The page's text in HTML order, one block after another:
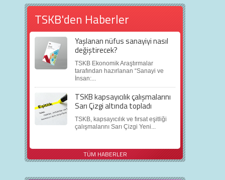
TSKB'den Haberler
Yaşlanan nüfus sanayiyi nasıl
değiştirecek?
TSKB Ekonomik Araştırmalar
tarafından hazırlanan “Sanayi ve
İnsan:...
TSKB kapsayıcılık çalışmalarını
Sarı Çizgi altında topladı
TSKB, kapsayıcılık ve fırsat eşitliği
çalışmalarını Sarı Çizgi Yeni...
TÜM HABERLER